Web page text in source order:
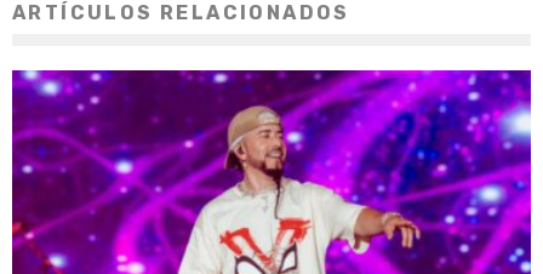
ARTÍCULOS RELACIONADOS